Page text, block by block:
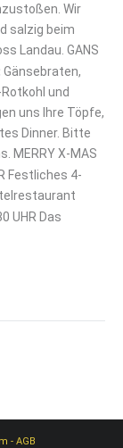
Wir
salzig beim
Landau. GANS
Gänsebraten,
und
uns Ihre Töpfe,
Dinner. Bitte
MERRY X-MAS
Festliches 4-
UHR Das
- AGB